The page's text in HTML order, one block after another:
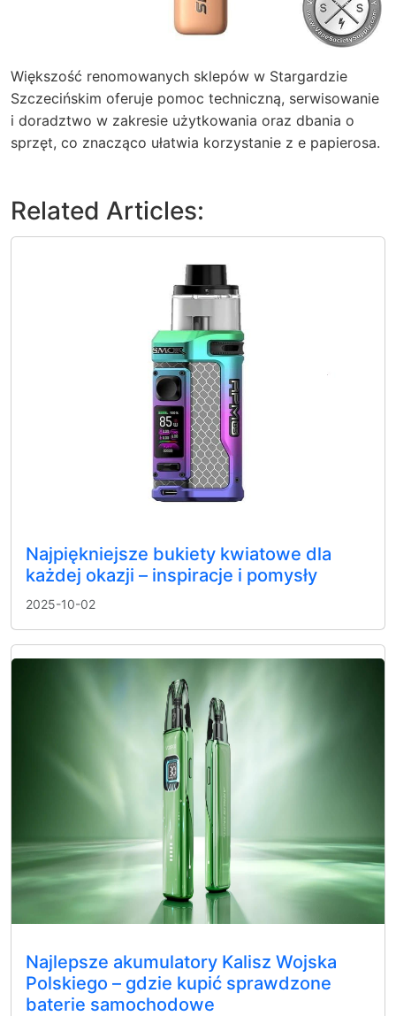
Większość renomowanych sklepów w Stargardzie
Szczecińskim oferuje pomoc techniczną, serwisowanie
i doradztwo w zakresie użytkowania oraz dbania o
sprzęt, co znacząco ułatwia korzystanie z e papierosa.
Related Articles:
Najpiękniejsze bukiety kwiatowe dla
każdej okazji – inspiracje i pomysły
2025-10-02
Najlepsze akumulatory Kalisz Wojska
Polskiego – gdzie kupić sprawdzone
baterie samochodowe